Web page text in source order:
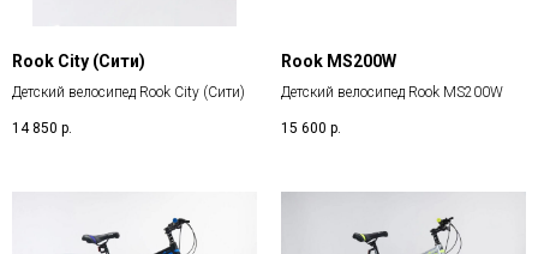
Rook City (Сити)
Детский велосипед Rook City (Сити)
14 850 р.
Rook MS200W
Детский велосипед Rook MS200W
15 600 р.